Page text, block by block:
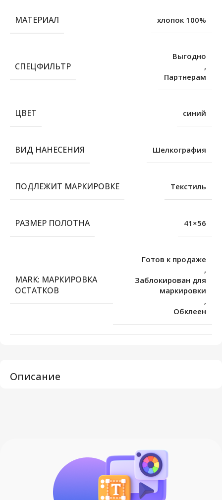
Описание
МАТЕРИАЛ хлопок 100%
СПЕЦФИЛЬТР
Выгодно
,
Партнерам
ЦВЕТ синий
ВИД НАНЕСЕНИЯ Шелкография
ПОДЛЕЖИТ МАРКИРОВКЕ Текстиль
РАЗМЕР ПОЛОТНА 41×56
MARK: МАРКИРОВКА
ОСТАТКОВ
Готов к продаже
,
Заблокирован для
маркировки
,
Обклеен